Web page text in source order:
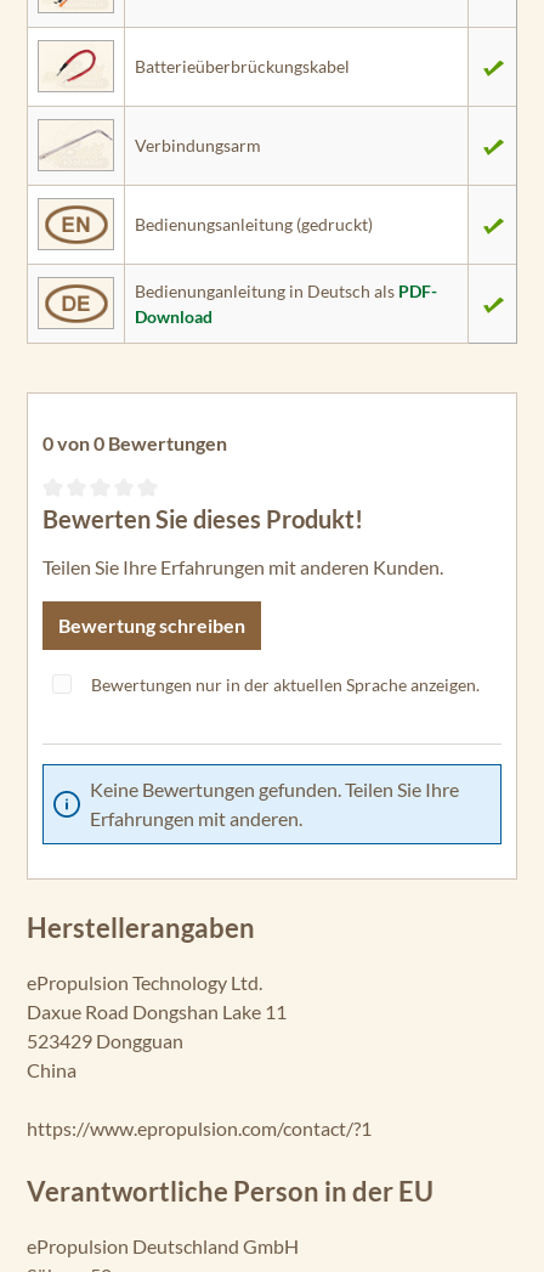
Batterieüberbrückungskabel
Verbindungsarm
Bedienungsanleitung (gedruckt)
Bedienunganleitung in Deutsch als PDF-
Download
0 von 0 Bewertungen
Durchschnittliche Bewertung von 0 von 5 Sternen
Bewerten Sie dieses Produkt!
Teilen Sie Ihre Erfahrungen mit anderen Kunden.
Bewertung schreiben
Bewertungen nur in der aktuellen Sprache anzeigen.
Keine Bewertungen gefunden. Teilen Sie Ihre
Erfahrungen mit anderen.
Herstellerangaben
ePropulsion Technology Ltd.
Daxue Road Dongshan Lake 11
523429 Dongguan
China
https://www.epropulsion.com/contact/?1
Verantwortliche Person in der EU
ePropulsion Deutschland GmbH